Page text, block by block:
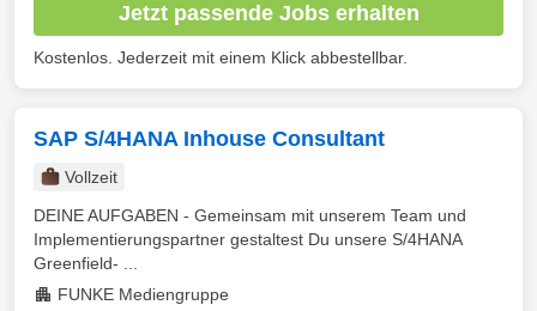
Jetzt passende Jobs erhalten
Kostenlos. Jederzeit mit einem Klick abbestellbar.
SAP S/4HANA Inhouse Consultant
Vollzeit
DEINE AUFGABEN - Gemeinsam mit unserem Team und
Implementierungspartner gestaltest Du unsere S/4HANA
Greenfield- ...
FUNKE Mediengruppe